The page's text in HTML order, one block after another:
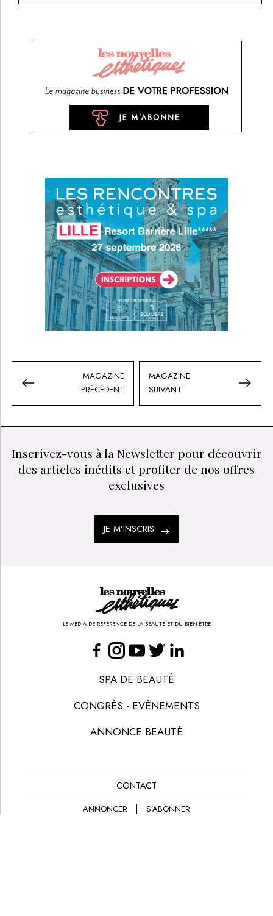
MAGAZINE
PRÉCÉDENT
MAGAZINE
SUIVANT
Inscrivez-vous à la Newsletter pour découvrir
des articles inédits et profiter de nos offres
exclusives
JE M’INSCRIS
LE MÉDIA DE RÉFÉRENCE DE LA BEAUTÉ ET DU BIEN-ÊTRE
SPA DE BEAUTÉ
CONGRÈS - EVÈNEMENTS
ANNONCE BEAUTÉ
CONTACT
ANNONCER S’ABONNER